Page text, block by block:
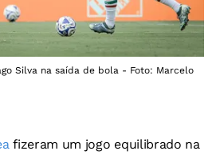
Silva na saída de bola - Foto: Marcelo
fizeram um jogo equilibrado na